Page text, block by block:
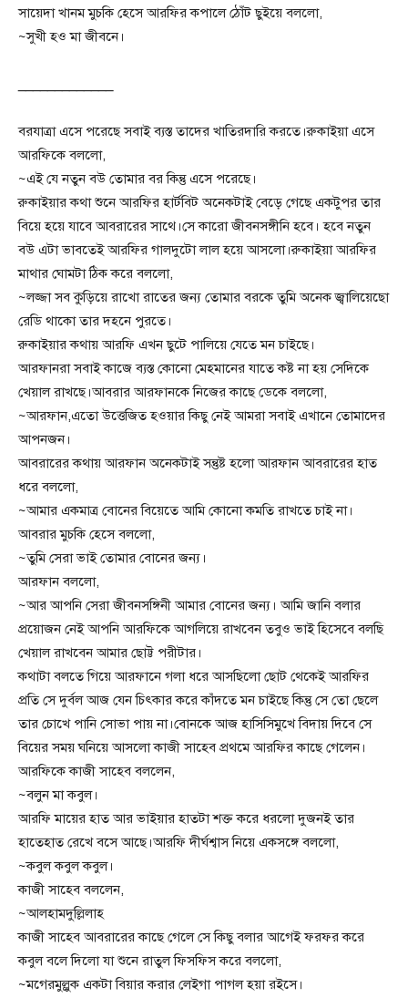
সায়েদা খানম মুচকি হেসে আরফির কপালে ঠোঁট ছুইয়ে বললো,
~সুখী হও মা জীবনে।
বরযাত্রা এসে পরেছে সবাই ব্যস্ত তাদের খাতিরদারি করতে।রুকাইয়া এসে
আরফিকে বললো,
~এই যে নতুন বউ তোমার বর কিন্তু এসে পরেছে।
রুকাইয়ার কথা শুনে আরফির হার্টবিট অনেকটাই বেড়ে গেছে একটুপর তার
বিয়ে হয়ে যাবে আবরারের সাথে।সে কারো জীবনসঙ্গীনি হবে। হবে নতুন
বউ এটা ভাবতেই আরফির গালদুটো লাল হয়ে আসলো।রুকাইয়া আরফির
মাথার ঘোমটা ঠিক করে বললো,
~লজ্জা সব কুড়িয়ে রাখো রাতের জন্য তোমার বরকে তুমি অনেক জ্বালিয়েছো
রেডি থাকো তার দহনে পুরতে।
রুকাইয়ার কথায় আরফি এখন ছুটে পালিয়ে যেতে মন চাইছে।
আরফানরা সবাই কাজে ব্যস্ত কোনো মেহমানের যাতে কষ্ট না হয় সেদিকে
খেয়াল রাখছে।আবরার আরফানকে নিজের কাছে ডেকে বললো,
~আরফান,এতো উত্তেজিত হওয়ার কিছু নেই আমরা সবাই এখানে তোমাদের
আপনজন।
আবরারের কথায় আরফান অনেকটাই সন্তুষ্ট হলো আরফান আবরারের হাত
ধরে বললো,
~আমার একমাত্র বোনের বিয়েতে আমি কোনো কমতি রাখতে চাই না।
আবরার মুচকি হেসে বললো,
~তুমি সেরা ভাই তোমার বোনের জন্য।
আরফান বললো,
~আর আপনি সেরা জীবনসঙ্গিনী আমার বোনের জন্য। আমি জানি বলার
প্রয়োজন নেই আপনি আরফিকে আগলিয়ে রাখবেন তবুও ভাই হিসেবে বলছি
খেয়াল রাখবেন আমার ছোট্ট পরীটার।
কথাটা বলতে গিয়ে আরফানে গলা ধরে আসছিলো ছোট থেকেই আরফির
প্রতি সে দুর্বল আজ যেন চিৎকার করে কাঁদতে মন চাইছে কিন্তু সে তো ছেলে
তার চোখে পানি সোভা পায় না।বোনকে আজ হাসিসিমুখে বিদায় দিবে সে
বিয়ের সময় ঘনিয়ে আসলো কাজী সাহেব প্রথমে আরফির কাছে গেলেন।
আরফিকে কাজী সাহেব বললেন,
~বলুন মা কবুল।
আরফি মায়ের হাত আর ভাইয়ার হাতটা শক্ত করে ধরলো দুজনই তার
হাতেহাত রেখে বসে আছে।আরফি দীর্ঘশ্বাস নিয়ে একসঙ্গে বললো,
~কবুল কবুল কবুল।
কাজী সাহেব বললেন,
~আলহামদুল্লিলাহ
কাজী সাহেব আবরারের কাছে গেলে সে কিছু বলার আগেই ফরফর করে
কবুল বলে দিলো যা শুনে রাতুল ফিসফিস করে বললো,
~মগেরমুল্লুক একটা বিয়ার করার লেইগা পাগল হয়া রইসে।